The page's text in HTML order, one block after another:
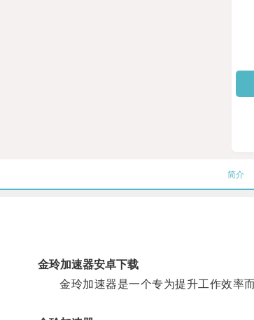
简介
金玲加速器安卓下载
金玲加速器是一个专为提升工作效率而